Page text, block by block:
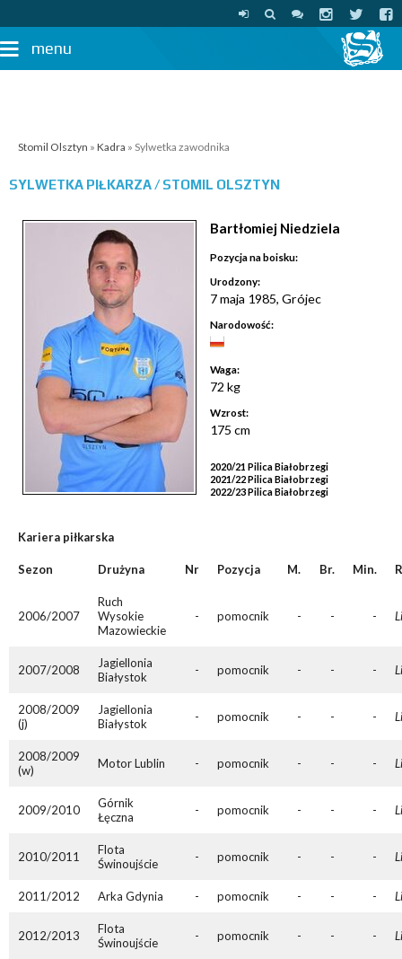
menu
Stomil Olsztyn » Kadra » Sylwetka zawodnika
SYLWETKA PIŁKARZA / STOMIL OLSZTYN
Bartłomiej Niedziela
Pozycja na boisku:
Urodzony:
7 maja 1985, Grójec
Narodowość:
Waga:
72 kg
Wzrost:
175 cm
2020/21 Pilica Białobrzegi
2021/22 Pilica Białobrzegi
2022/23 Pilica Białobrzegi
Kariera piłkarska
Sezon Drużyna Nr Pozycja M. Br. Min.
2006/2007
Ruch
Wysokie
Mazowieckie
- pomocnik - - -
2007/2008
Jagiellonia
Białystok
- pomocnik - - -
2008/2009
(j)
Jagiellonia
Białystok
- pomocnik - - -
2008/2009
(w)
Motor Lublin - pomocnik - - -
2009/2010
Górnik
Łęczna
- pomocnik - - -
2010/2011
Flota
Świnoujście
- pomocnik - - -
2011/2012 Arka Gdynia - pomocnik - - -
2012/2013
Flota
Świnoujście
- pomocnik - - -